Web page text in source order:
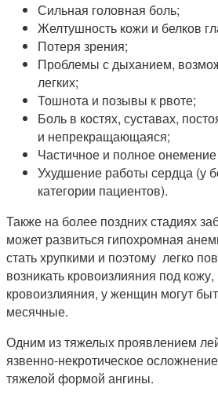
Сильная головная боль;
Желтушность кожи и белков
Потеря зрения;
Проблемы с дыханием,
легких;
Тошнота и позывы к рвоте;
Боль в костях, суставах,
и непрекращающаяся;
Частичное и полное
Ухудшение работы сердца (у
категории пациентов).
Также на более поздних стадиях
может развиться гипохромная
стать хрупкими и поэтому легко
возникать кровоизлияния под
кровоизлияния, у женщин могут
месячные.
Одним из тяжелых проявлением
язвенно-некротическое
тяжелой формой ангины.